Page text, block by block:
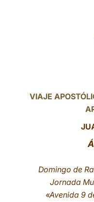
VIAJE
Domingo de
Jornada
«Avenida 9